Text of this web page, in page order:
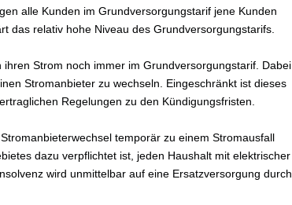
alle Kunden im Grundversorgungstarif jene Kunden
das relativ hohe Niveau des Grundversorgungstarifs.
Strom noch immer im Grundversorgungstarif. Dabei
Stromanbieter zu wechseln. Eingeschränkt ist dieses
Regelungen zu den Kündigungsfristen.
temporär zu einem Stromausfall
dazu verpflichtet ist, jeden Haushalt mit elektrischer
wird unmittelbar auf eine Ersatzversorgung durch